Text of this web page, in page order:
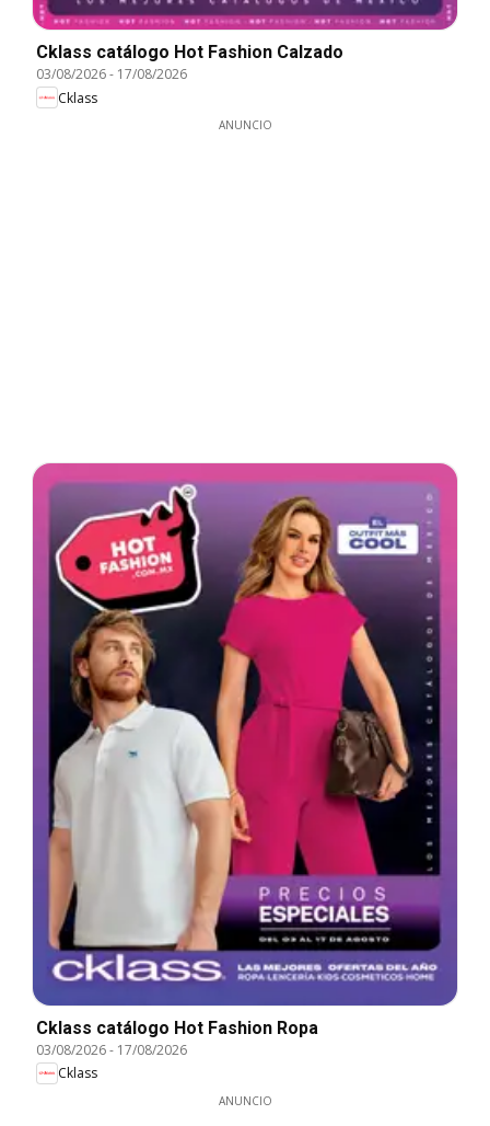
Cklass catálogo Hot Fashion Calzado
03/08/2026- 17/08/2026
Cklass
ANUNCIO
Cklass catálogo Hot Fashion Ropa
03/08/2026- 17/08/2026
Cklass
ANUNCIO